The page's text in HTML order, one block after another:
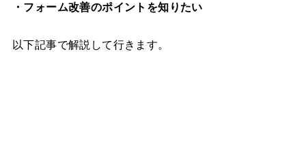
・フォーム改善のポイントを知りたい
以下記事で解説して行きます。